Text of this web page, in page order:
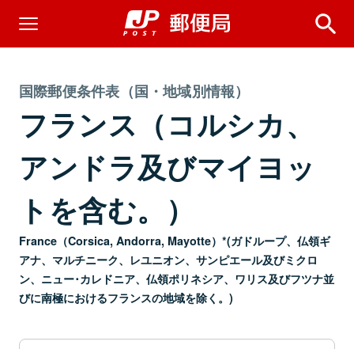
国際郵便条件表（国・地域別情報）
フランス（コルシカ、
アンドラ及びマイヨッ
トを含む。）
France（Corsica, Andorra, Mayotte）*(ガドループ、仏領ギ
アナ、マルチニーク、レユニオン、サンピエール及びミクロ
ン、ニュー･カレドニア、仏領ポリネシア、ワリス及びフツナ並
びに南極におけるフランスの地域を除く。)